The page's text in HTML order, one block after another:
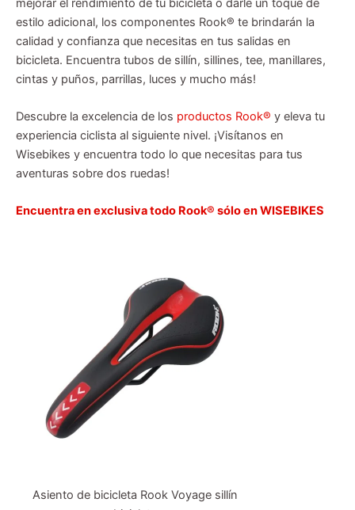
estilo adicional, los componentes Rook® te brindarán la
calidad y confianza que necesitas en tus salidas en
bicicleta. Encuentra tubos de sillín, sillines, tee, manillares,
cintas y puños, parrillas, luces y mucho más!
Descubre la excelencia de los productos Rook® y eleva tu
experiencia ciclista al siguiente nivel. ¡Visítanos en
Wisebikes y encuentra todo lo que necesitas para tus
aventuras sobre dos ruedas!
Encuentra en exclusiva todo Rook® sólo en WISEBIKES
Asiento de bicicleta Rook Voyage sillín